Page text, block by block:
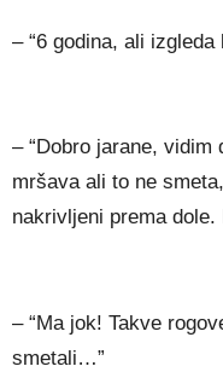
– “6 godina, ali izgleda
– “Dobro jarane,
mršava ali to ne
nakrivljeni prema
– “Ma jok! Takve
smetali…”